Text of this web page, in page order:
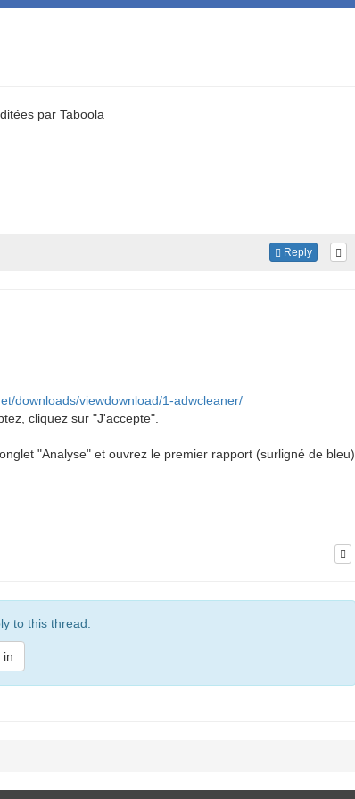
par Taboola
Reply
downloads/viewdownload/1-adwcleaner/
cliquez sur "J'accepte".
"Analyse" et ouvrez le premier rapport (surligné de bleu)
to this thread.
in